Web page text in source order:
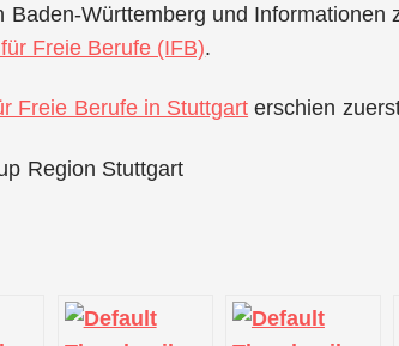
Baden-Württemberg und
Freie Berufe (IFB).
Freie Berufe in Stuttgart erschien
Region Stuttgart